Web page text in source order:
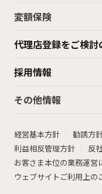
変額保険
代理店登録をご検討
採用情報
その他情報
経営基本方針 勧誘方
利益相反管理方針
反
お客さま本位の業務運営
ウェブサイトご利用上の